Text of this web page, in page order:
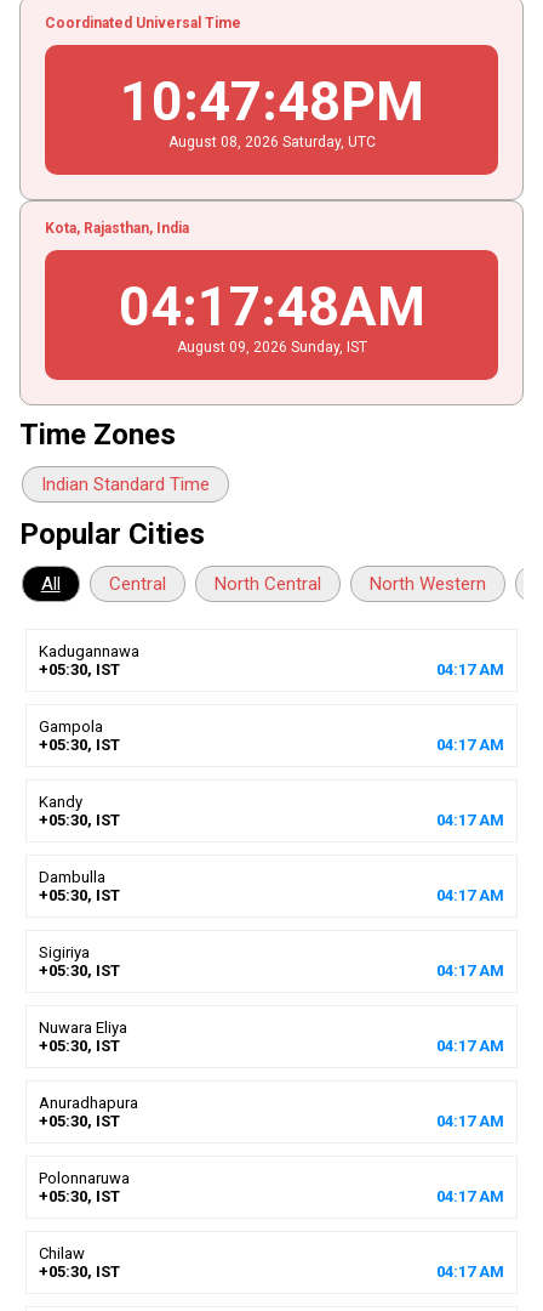
Coordinated Universal Time
10:47:48PM
August 08 , 2026 Saturday, UTC
Kota, Rajasthan, India
04:17:48AM
August 09 , 2026 Sunday, IST
Time Zones
Indian Standard Time
Popular Cities
All Central North Central North Western
Kadugannawa
+05:30, IST
04:17AM
Gampola
+05:30, IST
04:17AM
Kandy
+05:30, IST
04:17AM
Dambulla
+05:30, IST
04:17AM
Sigiriya
+05:30, IST
04:17AM
Nuwara Eliya
+05:30, IST
04:17AM
Anuradhapura
+05:30, IST
04:17AM
Polonnaruwa
+05:30, IST
04:17AM
Chilaw
+05:30, IST
04:17AM